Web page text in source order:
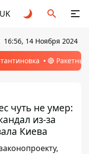
UK
16:56, 14 Ноября 2024
🔴
чуть не умер:
из-за
Киева